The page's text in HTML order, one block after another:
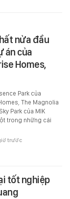
nửa đầu
án của
Homes,
Park của
The Magnolia
Park của MIK
trong những cái
trước
tốt nghiệp